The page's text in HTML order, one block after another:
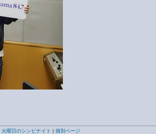
火曜日のシンピナイト | 個別ページ